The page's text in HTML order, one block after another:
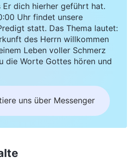
Er dich hierher geführt hat.
Uhr findet unsere
statt. Das Thema lautet:
des Herrn willkommen
Leben voller Schmerz
die Worte Gottes hören und
uns über Messenger